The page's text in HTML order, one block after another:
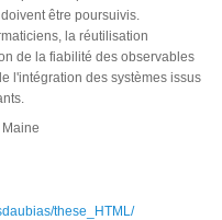
être poursuivis.
la réutilisation
de la fiabilité des observables
l'intégration des systèmes issus
these_HTML/